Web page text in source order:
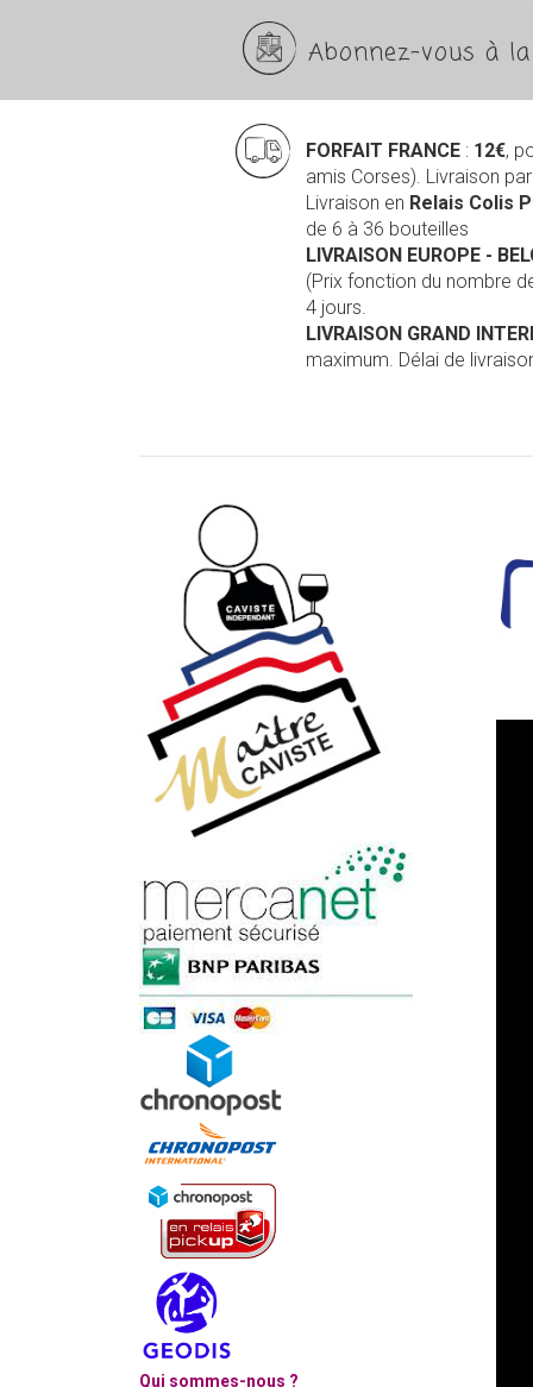
Abonnez-vous à
FORFAIT FRANCE : 12€,
amis Corses). Livraison
Livraison en Relais Colis
de 6 à 36 bouteilles
LIVRAISON EUROPE -
(Prix fonction du nombre
4 jours.
LIVRAISON GRAND
maximum. Délai de
Qui sommes-nous ?